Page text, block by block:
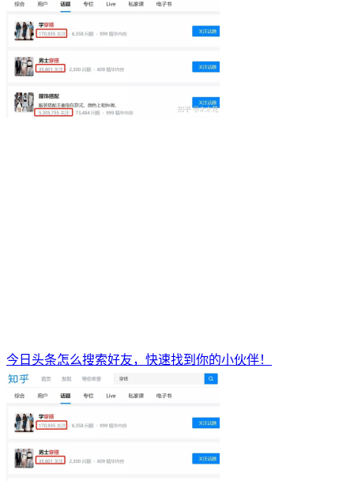
今日头条怎么搜索好友，快速找到你的小伙伴！